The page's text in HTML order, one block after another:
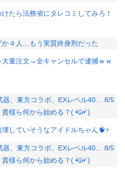
たら法務省にタレコミしてみろ！
４人…もう実質終身刑だった
量注文→全キャンセルで逮捕ｗｗ
器、東方コラボ、EXレベル40… 8/5
様ら何から始める？( •᷄ὤ•᷅ )
していそうなアイドルちゃん🧠⚡
器、東方コラボ、EXレベル40… 8/5
様ら何から始める？( •᷄ὤ•᷅ )